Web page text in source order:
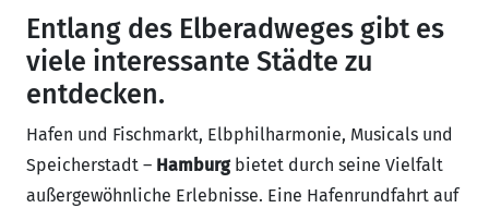
Entlang des Elberadweges gibt es
viele interessante Städte zu
entdecken.
Hafen und Fischmarkt, Elbphilharmonie, Musicals und
Speicherstadt – Hamburgbietet durch seine Vielfalt
außergewöhnliche Erlebnisse. Eine Hafenrundfahrt auf